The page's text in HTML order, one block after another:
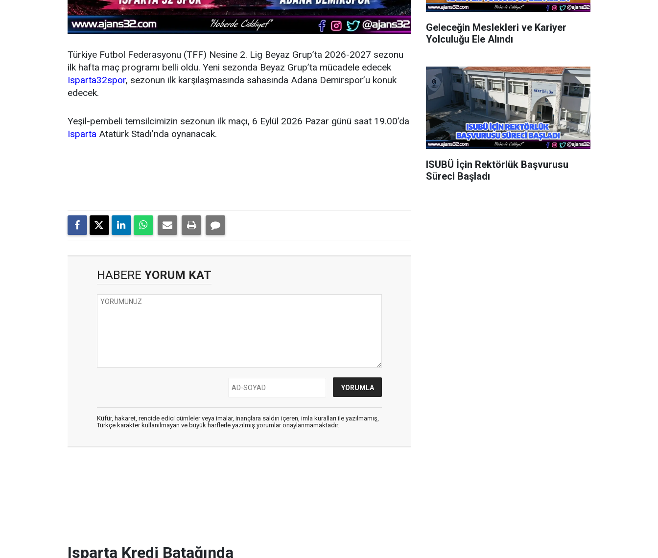
Türkiye Futbol Federasyonu (TFF) Nesine 2. Lig Beyaz Grup’ta 2026-2027 sezonu
ilk hafta maç programı belli oldu. Yeni sezonda Beyaz Grup’ta mücadele edecek
Isparta32spor, sezonun ilk karşılaşmasında sahasında Adana Demirspor’u konuk
edecek.
Yeşil-pembeli temsilcimizin sezonun ilk maçı, 6 Eylül 2026 Pazar günü saat 19.00’da
Isparta Atatürk Stadı’nda oynanacak.
HABERE YORUM KAT
Küfür, hakaret, rencide edici cümleler veya imalar, inançlara saldırı içeren, imla kuralları ile yazılmamış,
Türkçe karakter kullanılmayan ve büyük harflerle yazılmış yorumlar onaylanmamaktadır.
Isparta Kredi Batağında
Geleceğin Meslekleri ve Kariyer
Yolculuğu Ele Alındı
ISUBÜ İçin Rektörlük Başvurusu
Süreci Başladı